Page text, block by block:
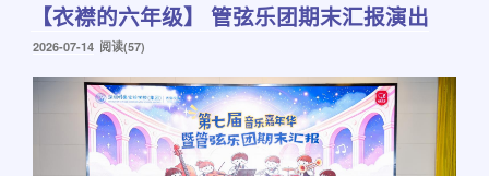
【衣襟的六年级】 管弦乐团期末汇报演出
发
2026-07-14 阅读(57)